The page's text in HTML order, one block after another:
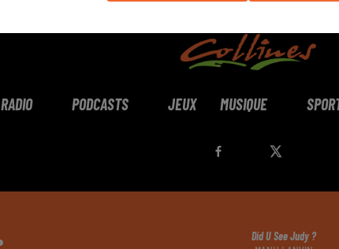
RADIO PODCASTS JEUX MUSIQUE
Did U See Judy ?